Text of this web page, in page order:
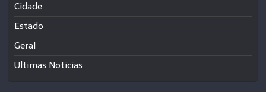
Cidade
Estado
Geral
Ultimas Noticias